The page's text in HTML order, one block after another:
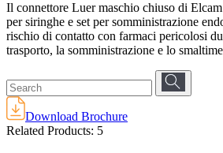
Il connettore Luer maschio chiuso di
per siringhe e set per somministrazione
rischio di contatto con farmaci pericolosi
trasporto, la somministrazione e lo
Download Brochure
Related Products: 5